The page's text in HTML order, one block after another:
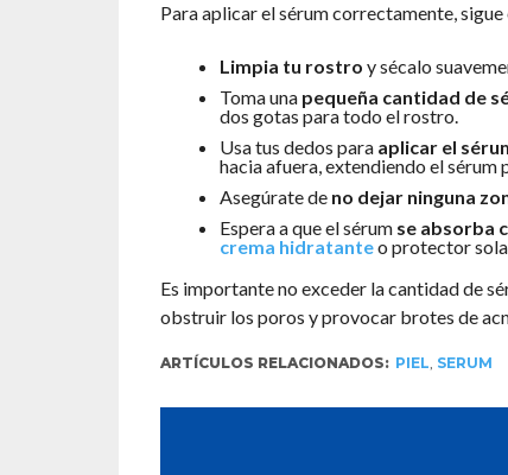
Para aplicar el sérum correctamente, sigue
Limpia tu rostro y sécalo
Toma una pequeña cantidad de
dos gotas para todo el rostro.
Usa tus dedos para aplicar el
hacia afuera, extendiendo el sérum
Asegúrate de no dejar ninguna
Espera a que el sérum se absorba
crema hidratanteo protector
Es importante no exceder la cantidad de
obstruir los poros y provocar brotes de
ARTÍCULOS RELACIONADOS: PIEL SERUM